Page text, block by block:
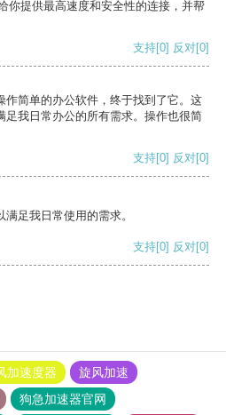
你提供最高速度和安全性的连接，并帮
支持[0] 反对[0]
作简单的办公软件，终于找到了它。这
足我日常办公的所有需求。操作也很简
支持[0] 反对[0]
足我日常使用的需求。
支持[0] 反对[0]
加速度器
旋风加速
狗急加速器官网